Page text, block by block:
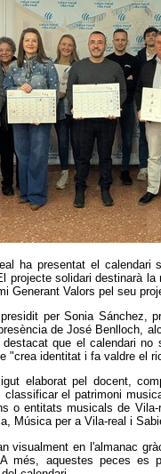
ha presentat el calendari
projecte solidari destinarà
Generant Valors pel seu
per Sonia Sánchez,
de José Benlloch,
que el calendari
"crea identitat i fa valdre el
elaborat pel docent,
classificar el patrimoni
o entitats musicals de
Música per a Vila-real i
visualment en l'almanac
més, aquestes peces es